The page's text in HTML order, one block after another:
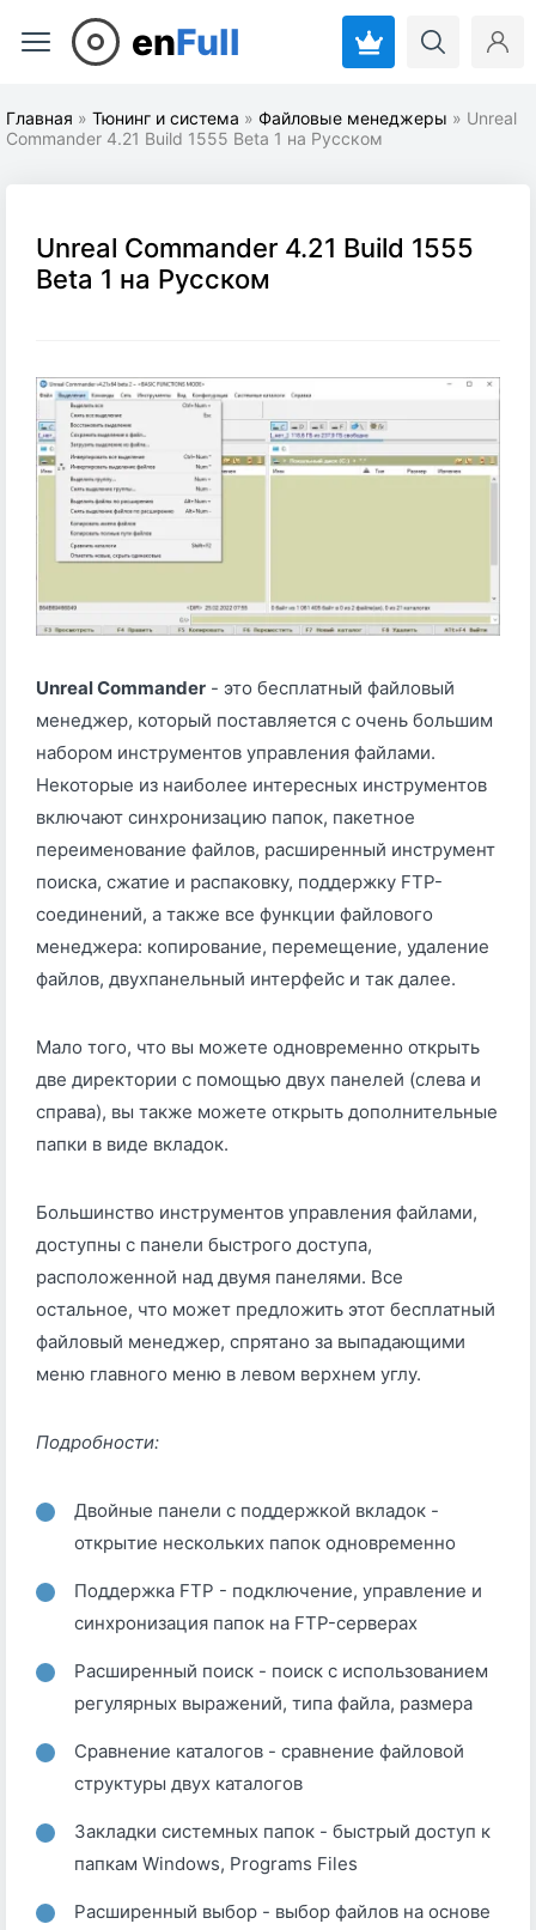
enFull
Главная » Тюнинг и система » Файловые менеджеры » Unreal
Commander 4.21 Build 1555 Beta 1 на Русском
Unreal Commander 4.21 Build 1555
Beta 1 на Русском
Unreal Commander - это бесплатный файловый
менеджер, который поставляется с очень большим
набором инструментов управления файлами.
Некоторые из наиболее интересных инструментов
включают синхронизацию папок, пакетное
переименование файлов, расширенный инструмент
поиска, сжатие и распаковку, поддержку FTP-
соединений, а также все функции файлового
менеджера: копирование, перемещение, удаление
файлов, двухпанельный интерфейс и так далее.
Мало того, что вы можете одновременно открыть
две директории с помощью двух панелей (слева и
справа), вы также можете открыть дополнительные
папки в виде вкладок.
Большинство инструментов управления файлами,
доступны с панели быстрого доступа,
расположенной над двумя панелями. Все
остальное, что может предложить этот бесплатный
файловый менеджер, спрятано за выпадающими
меню главного меню в левом верхнем углу.
Подробности:
Двойные панели с поддержкой вкладок -
открытие нескольких папок одновременно
Поддержка FTP - подключение, управление и
синхронизация папок на FTP-серверах
Расширенный поиск - поиск с использованием
регулярных выражений, типа файла, размера
Сравнение каталогов - сравнение файловой
структуры двух каталогов
Закладки системных папок - быстрый доступ к
папкам Windows, Programs Files
Расширенный выбор - выбор файлов на основе